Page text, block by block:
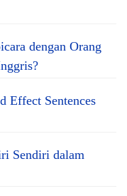
dengan Orang
Effect Sentences
Sendiri dalam